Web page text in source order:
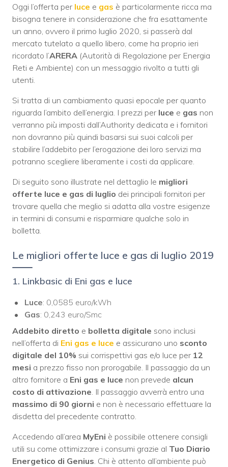
Oggi l’offerta per luce e gas è particolarmente ricca ma
bisogna tenere in considerazione che fra esattamente
un anno, ovvero il primo luglio 2020, si passerà dal
mercato tutelato a quello libero, come ha proprio ieri
ricordato l’ARERA (Autorità di Regolazione per Energia
Reti e Ambiente) con un messaggio rivolto a tutti gli
utenti.
Si tratta di un cambiamento quasi epocale per quanto
riguarda l’ambito dell’energia. I prezzi per luce e gas non
verranno più imposti dall’Authority dedicata e i fornitori
non dovranno più quindi basarsi sui suoi calcoli per
stabilire l’addebito per l’erogazione dei loro servizi ma
potranno scegliere liberamente i costi da applicare.
Di seguito sono illustrate nel dettaglio le migliori
offerte luce e gas di luglio dei principali fornitori per
trovare quella che meglio si adatta alla vostre esigenze
in termini di consumi e risparmiare qualche solo in
bolletta.
Le migliori offerte luce e gas di luglio 2019
1. Linkbasic di Eni gas e luce
Luce: 0,0585 euro/kWh
Gas: 0,243 euro/Smc
Addebito diretto e bolletta digitale sono inclusi
nell’offerta di Eni gas e luce e assicurano uno sconto
digitale del 10% sui corrispettivi gas e/o luce per 12
mesi a prezzo fisso non prorogabile. Il passaggio da un
altro fornitore a Eni gas e luce non prevede alcun
costo di attivazione. Il passaggio avverrà entro una
massimo di 90 giorni e non è necessario effettuare la
disdetta del precedente contratto.
Accedendo all’area MyEni è possibile ottenere consigli
utili su come ottimizzare i consumi grazie al Tuo Diario
Energetico di Genius. Chi è attento all’ambiente può